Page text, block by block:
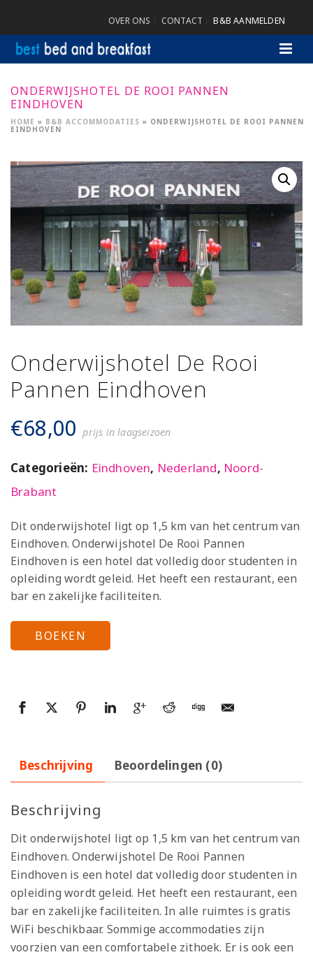
OVER ONS CONTACT B&B AANMELDEN
ONDERWIJSHOTEL DE ROOI PANNEN
EINDHOVEN
HOME » B&B ACCOMMODATIES » ONDERWIJSHOTEL DE ROOI PANNEN
EINDHOVEN
Onderwijshotel De Rooi
Pannen Eindhoven
€68,00 prijs in laagseizoen
Categorieën: Eindhoven, Nederland, Noord-
Brabant
Dit onderwijshotel ligt op 1,5 km van het centrum van
Eindhoven. Onderwijshotel De Rooi Pannen
Eindhoven is een hotel dat volledig door studenten in
opleiding wordt geleid. Het heeft een restaurant, een
bar en zakelijke faciliteiten.
BOEKEN
Beschrijving Beoordelingen (0)
Beschrijving
Dit onderwijshotel ligt op 1,5 km van het centrum van
Eindhoven. Onderwijshotel De Rooi Pannen
Eindhoven is een hotel dat volledig door studenten in
opleiding wordt geleid. Het heeft een restaurant, een
bar en zakelijke faciliteiten. In alle ruimtes is gratis
WiFi beschikbaar. Sommige accommodaties zijn
voorzien van een comfortabele zithoek. Er is ook een